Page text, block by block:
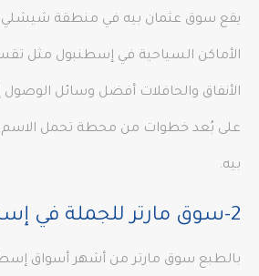
يقع سوق عثمان بيه في منطقة
الأماكن السياحية في إسطنبول مثل
الأنفاق والحافلات أفضل وسائل
على بُعد خطوات من محطة تحمل
بيه.
2-سوق مارتر للجملة في إسطنبول
بالطبع سوق مارتر من أشهر أسواق